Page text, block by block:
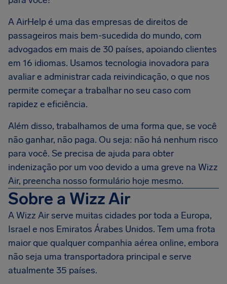
A AirHelp é uma das empresas de direitos de
passageiros mais bem-sucedida do mundo, com
advogados em mais de 30 países, apoiando clientes
em 16 idiomas. Usamos tecnologia inovadora para
avaliar e administrar cada reivindicação, o que nos
permite começar a trabalhar no seu caso com
rapidez e eficiência.
Além disso, trabalhamos de uma forma que, se você
não ganhar, não paga. Ou seja: não há nenhum risco
para você. Se precisa de ajuda para obter
indenização por um voo devido a uma greve na Wizz
Air, preencha nosso formulário hoje mesmo.
Sobre a Wizz Air
A Wizz Air serve muitas cidades por toda a Europa,
Israel e nos Emiratos Árabes Unidos. Tem uma frota
maior que qualquer companhia aérea online, embora
não seja uma transportadora principal e serve
atualmente 35 países.